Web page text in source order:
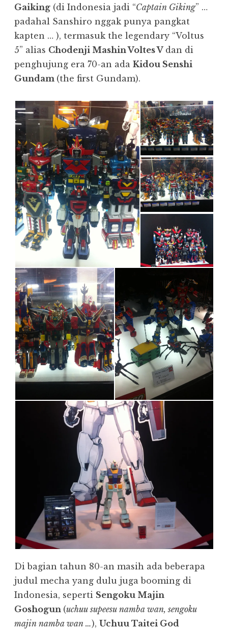
Gaiking (di Indonesia jadi “Captain Giking” …
padahal Sanshiro nggak punya pangkat
kapten … ), termasuk the legendary “Voltus
5” alias Chodenji Mashin Voltes V dan di
penghujung era 70-an ada Kidou Senshi
Gundam (the first Gundam).
Di bagian tahun 80-an masih ada beberapa
judul mecha yang dulu juga booming di
Indonesia, seperti Sengoku Majin
Goshogun (uchuu supeesu namba wan, sengoku
majin namba wan …), Uchuu Taitei God